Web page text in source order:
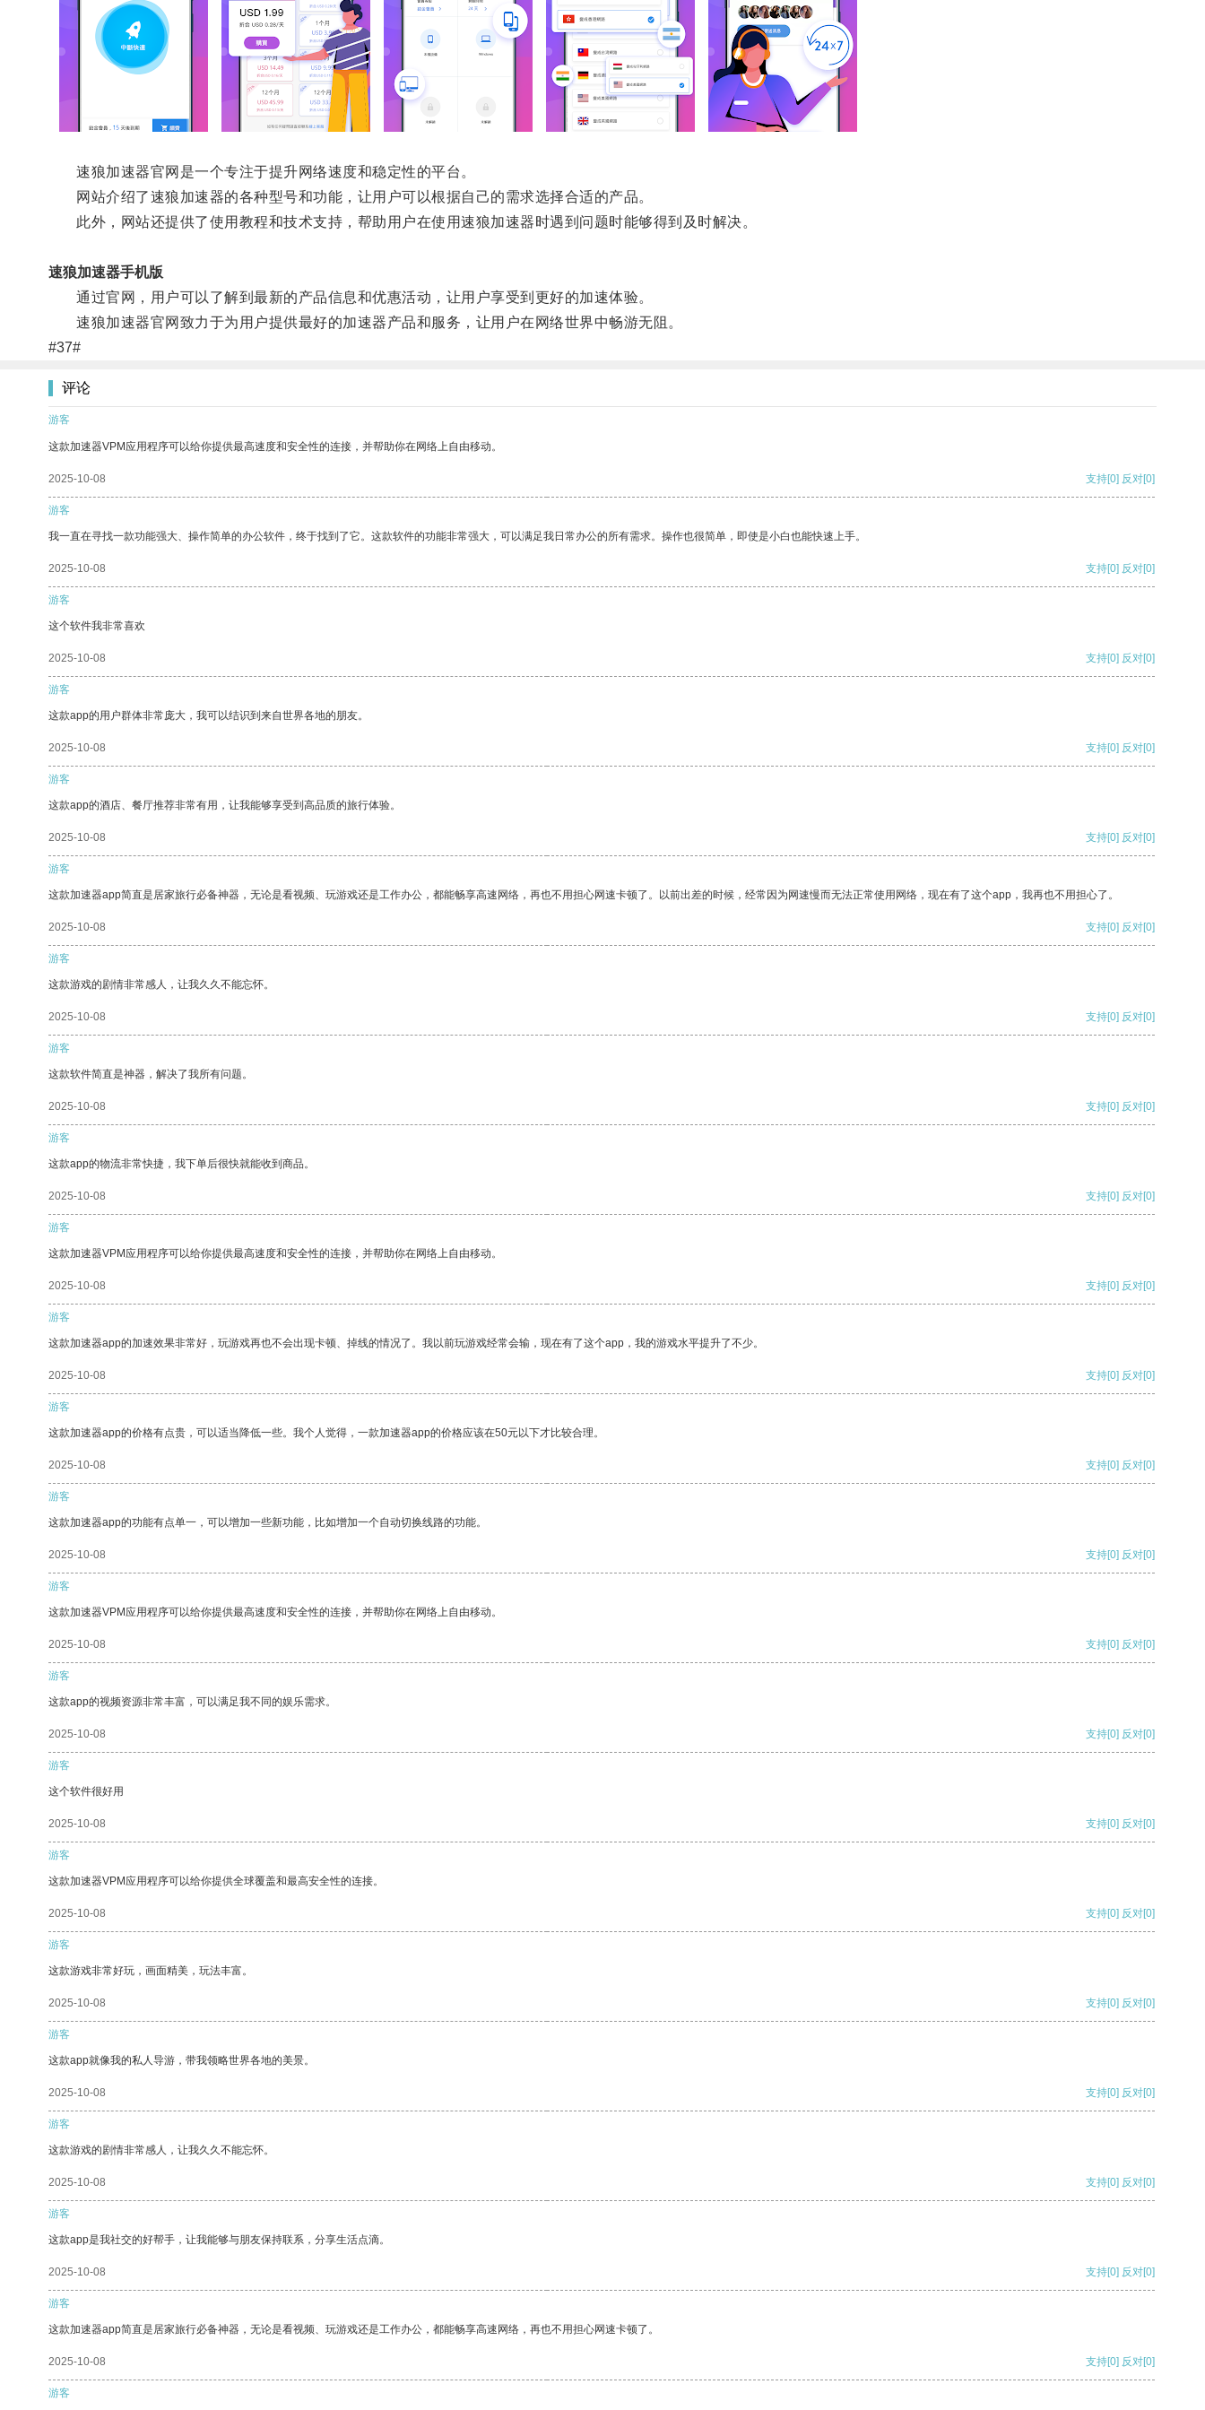
速狼加速器官网是一个专注于提升网络速度和稳定性的平台。
网站介绍了速狼加速器的各种型号和功能，让用户可以根据自己的需求选择合适的产品。
此外，网站还提供了使用教程和技术支持，帮助用户在使用速狼加速器时遇到问题时能够得到及时解决。
速狼加速器手机版
通过官网，用户可以了解到最新的产品信息和优惠活动，让用户享受到更好的加速体验。
速狼加速器官网致力于为用户提供最好的加速器产品和服务，让用户在网络世界中畅游无阻。
#37#
评论
游客
这款加速器VPM应用程序可以给你提供最高速度和安全性的连接，并帮助你在网络上自由移动。
2025-10-08 支持[0] 反对[0]
游客
我一直在寻找一款功能强大、操作简单的办公软件，终于找到了它。这款软件的功能非常强大，可以满足我日常办公的所有需求。操作也很简单，即使是小白也能快速上手。
2025-10-08 支持[0] 反对[0]
游客
这个软件我非常喜欢
2025-10-08 支持[0] 反对[0]
游客
这款app的用户群体非常庞大，我可以结识到来自世界各地的朋友。
2025-10-08 支持[0] 反对[0]
游客
这款app的酒店、餐厅推荐非常有用，让我能够享受到高品质的旅行体验。
2025-10-08 支持[0] 反对[0]
游客
这款加速器app简直是居家旅行必备神器，无论是看视频、玩游戏还是工作办公，都能畅享高速网络，再也不用担心网速卡顿了。以前出差的时候，经常因为网速慢而无法正常使用网络，现在有了这个app，我再也不用担心了。
2025-10-08 支持[0] 反对[0]
游客
这款游戏的剧情非常感人，让我久久不能忘怀。
2025-10-08 支持[0] 反对[0]
游客
这款软件简直是神器，解决了我所有问题。
2025-10-08 支持[0] 反对[0]
游客
这款app的物流非常快捷，我下单后很快就能收到商品。
2025-10-08 支持[0] 反对[0]
游客
这款加速器VPM应用程序可以给你提供最高速度和安全性的连接，并帮助你在网络上自由移动。
2025-10-08 支持[0] 反对[0]
游客
这款加速器app的加速效果非常好，玩游戏再也不会出现卡顿、掉线的情况了。我以前玩游戏经常会输，现在有了这个app，我的游戏水平提升了不少。
2025-10-08 支持[0] 反对[0]
游客
这款加速器app的价格有点贵，可以适当降低一些。我个人觉得，一款加速器app的价格应该在50元以下才比较合理。
2025-10-08 支持[0] 反对[0]
游客
这款加速器app的功能有点单一，可以增加一些新功能，比如增加一个自动切换线路的功能。
2025-10-08 支持[0] 反对[0]
游客
这款加速器VPM应用程序可以给你提供最高速度和安全性的连接，并帮助你在网络上自由移动。
2025-10-08 支持[0] 反对[0]
游客
这款app的视频资源非常丰富，可以满足我不同的娱乐需求。
2025-10-08 支持[0] 反对[0]
游客
这个软件很好用
2025-10-08 支持[0] 反对[0]
游客
这款加速器VPM应用程序可以给你提供全球覆盖和最高安全性的连接。
2025-10-08 支持[0] 反对[0]
游客
这款游戏非常好玩，画面精美，玩法丰富。
2025-10-08 支持[0] 反对[0]
游客
这款app就像我的私人导游，带我领略世界各地的美景。
2025-10-08 支持[0] 反对[0]
游客
这款游戏的剧情非常感人，让我久久不能忘怀。
2025-10-08 支持[0] 反对[0]
游客
这款app是我社交的好帮手，让我能够与朋友保持联系，分享生活点滴。
2025-10-08 支持[0] 反对[0]
游客
这款加速器app简直是居家旅行必备神器，无论是看视频、玩游戏还是工作办公，都能畅享高速网络，再也不用担心网速卡顿了。
2025-10-08 支持[0] 反对[0]
游客